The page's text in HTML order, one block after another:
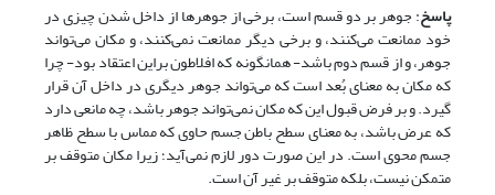
پاسخ: جوهر بر دو قسم است، برخی از جوهر‌ها از داخل شدن چیزی در
خود ممانعت می‌کنند، و برخی دیگر ممانعت نمی‌کنند، و مکان می‌تواند
جوهر، و از قسم دوم باشد- همانگونه که افلاطون براین اعتقاد بود- چرا
که مکان به معنای بُعد است که می‌تواند جوهر دیگری در داخل آن قرار
گیرد. و بر فرض قبول این که مکان نمی‌تواند جوهر باشد، چه مانعی دارد
که عرض باشد، به معنای سطح باطن جسم حاوی که مماس با سطح ظاهر
جسم محوی است. در این صورت دور لازم نمی‌آید؛ زیرا مکان متوقف بر
متمکن نیست، بلکه متوقف بر غیر آن است.